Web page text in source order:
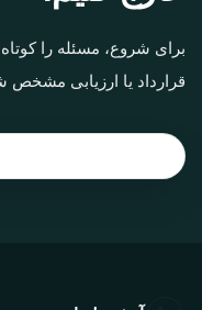
برای شروع، مسئله را
قرارداد یا ارزیابی مشخص